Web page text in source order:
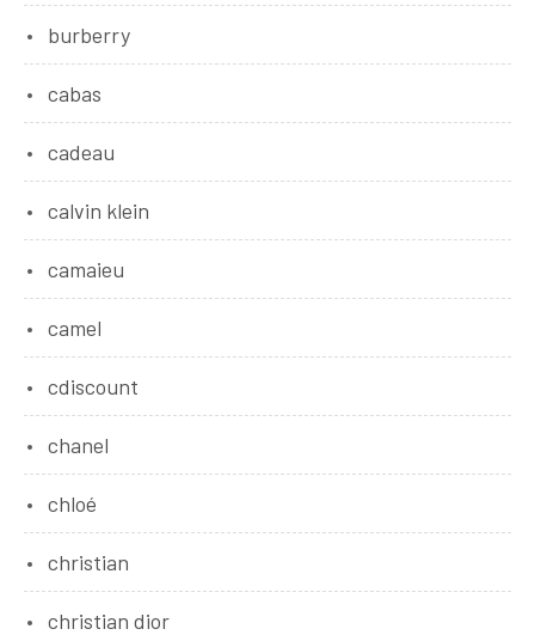
burberry
cabas
cadeau
calvin klein
camaieu
camel
cdiscount
chanel
chloé
christian
christian dior